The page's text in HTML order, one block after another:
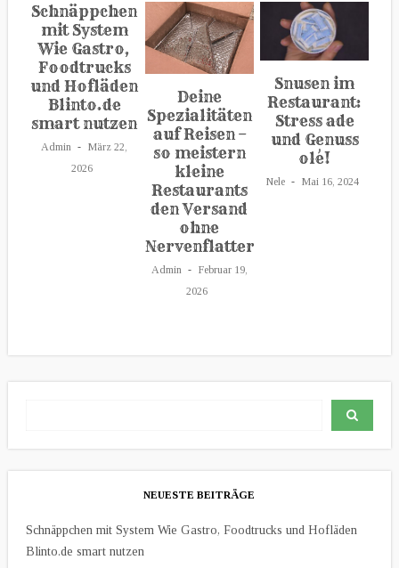
Schnäppchen
mit System
Wie Gastro,
Foodtrucks
und Hofläden
Blinto.de
smart nutzen
Admin
März 22,
2026
Deine
Spezialitäten
auf Reisen –
so meistern
kleine
Restaurants
den Versand
ohne
Nervenflattern
Admin
Februar 19,
2026
Snusen im
Restaurant:
Stress ade
und Genuss
olé!
Nele Mai 16, 2024
NEUESTE BEITRÄGE
Schnäppchen mit System Wie Gastro, Foodtrucks und Hofläden
Blinto.de smart nutzen